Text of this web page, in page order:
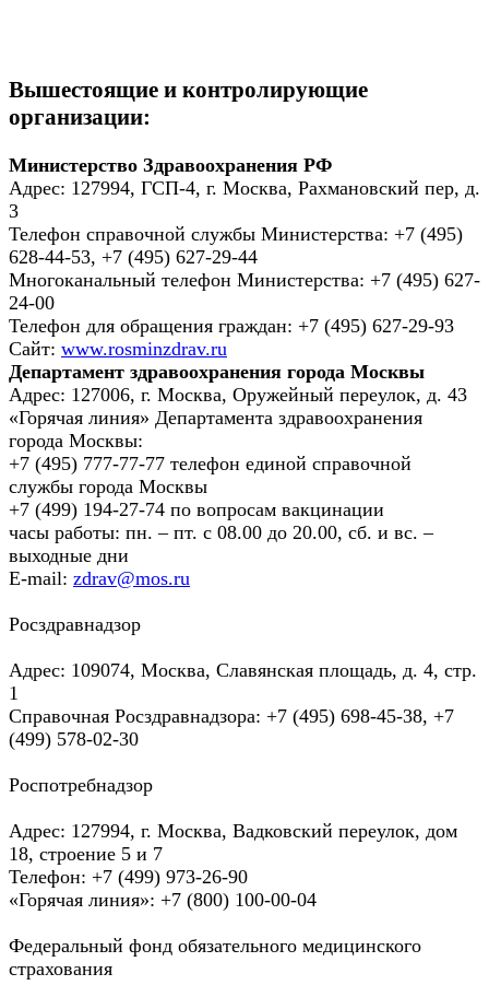
Вышестоящие и контролирующие
организации:
Министерство Здравоохранения РФ
Адрес: 127994, ГСП-4, г. Москва, Рахмановский пер, д.
3
Телефон справочной службы Министерства: +7 (495)
628-44-53, +7 (495) 627-29-44
Многоканальный телефон Министерства: +7 (495) 627-
24-00
Телефон для обращения граждан: +7 (495) 627-29-93
Сайт: www.rosminzdrav.ru
Департамент здравоохранения города Москвы
Адрес: 127006, г. Москва, Оружейный переулок, д. 43
«Горячая линия» Департамента здравоохранения
города Москвы:
+7 (495) 777-77-77 телефон единой справочной
службы города Москвы
+7 (499) 194-27-74 по вопросам вакцинации
часы работы: пн. – пт. c 08.00 до 20.00, сб. и вс. –
выходные дни
E-mail: zdrav@mos.ru
Росздравнадзор
Адрес: 109074, Москва, Славянская площадь, д. 4, стр.
1
Справочная Росздравнадзора: +7 (495) 698-45-38, +7
(499) 578-02-30
Роспотребнадзор
Адрес: 127994, г. Москва, Вадковский переулок, дом
18, строение 5 и 7
Телефон: +7 (499) 973-26-90
«Горячая линия»: +7 (800) 100-00-04
Федеральный фонд обязательного медицинского
страхования